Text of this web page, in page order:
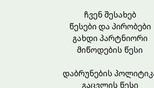
ჩვენ შესახებ
წესები და პირობები
გახდი პარტნიორი
მიწოდების წესი
დაბრუნების
გაცვლის წესი